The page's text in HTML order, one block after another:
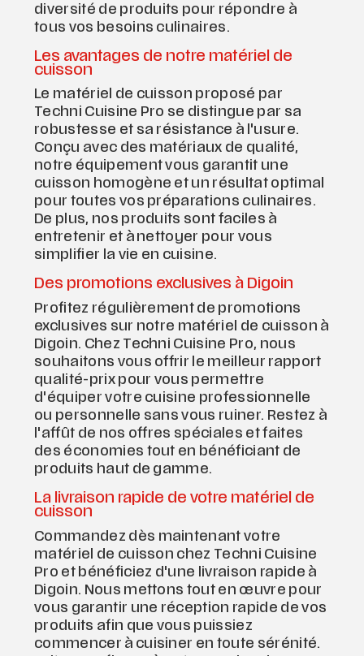
diversité de produits pour répondre à
tous vos besoins culinaires.
Les avantages de notre matériel de
cuisson
Le matériel de cuisson proposé par
Techni Cuisine Pro se distingue par sa
robustesse et sa résistance à l'usure.
Conçu avec des matériaux de qualité,
notre équipement vous garantit une
cuisson homogène et un résultat optimal
pour toutes vos préparations culinaires.
De plus, nos produits sont faciles à
entretenir et à nettoyer pour vous
simplifier la vie en cuisine.
Des promotions exclusives à Digoin
Profitez régulièrement de promotions
exclusives sur notre matériel de cuisson à
Digoin. Chez Techni Cuisine Pro, nous
souhaitons vous offrir le meilleur rapport
qualité-prix pour vous permettre
d'équiper votre cuisine professionnelle
ou personnelle sans vous ruiner. Restez à
l'affût de nos offres spéciales et faites
des économies tout en bénéficiant de
produits haut de gamme.
La livraison rapide de votre matériel de
cuisson
Commandez dès maintenant votre
matériel de cuisson chez Techni Cuisine
Pro et bénéficiez d'une livraison rapide à
Digoin. Nous mettons tout en œuvre pour
vous garantir une réception rapide de vos
produits afin que vous puissiez
commencer à cuisiner en toute sérénité.